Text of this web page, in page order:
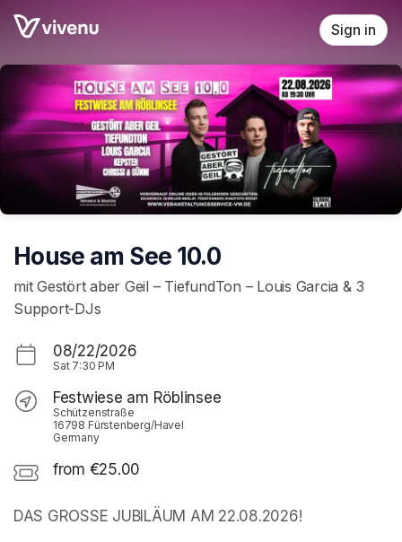
Skip header
Sign in
House am See 10.0
mit Gestört aber Geil – TiefundTon – Louis Garcia & 3
Support-DJs
08/22/2026
Sat 7:30 PM
Festwiese am Röblinsee
Schützenstraße
16798 Fürstenberg/Havel
Germany
from €25.00
DAS GROSSE JUBILÄUM AM 22.08.2026!